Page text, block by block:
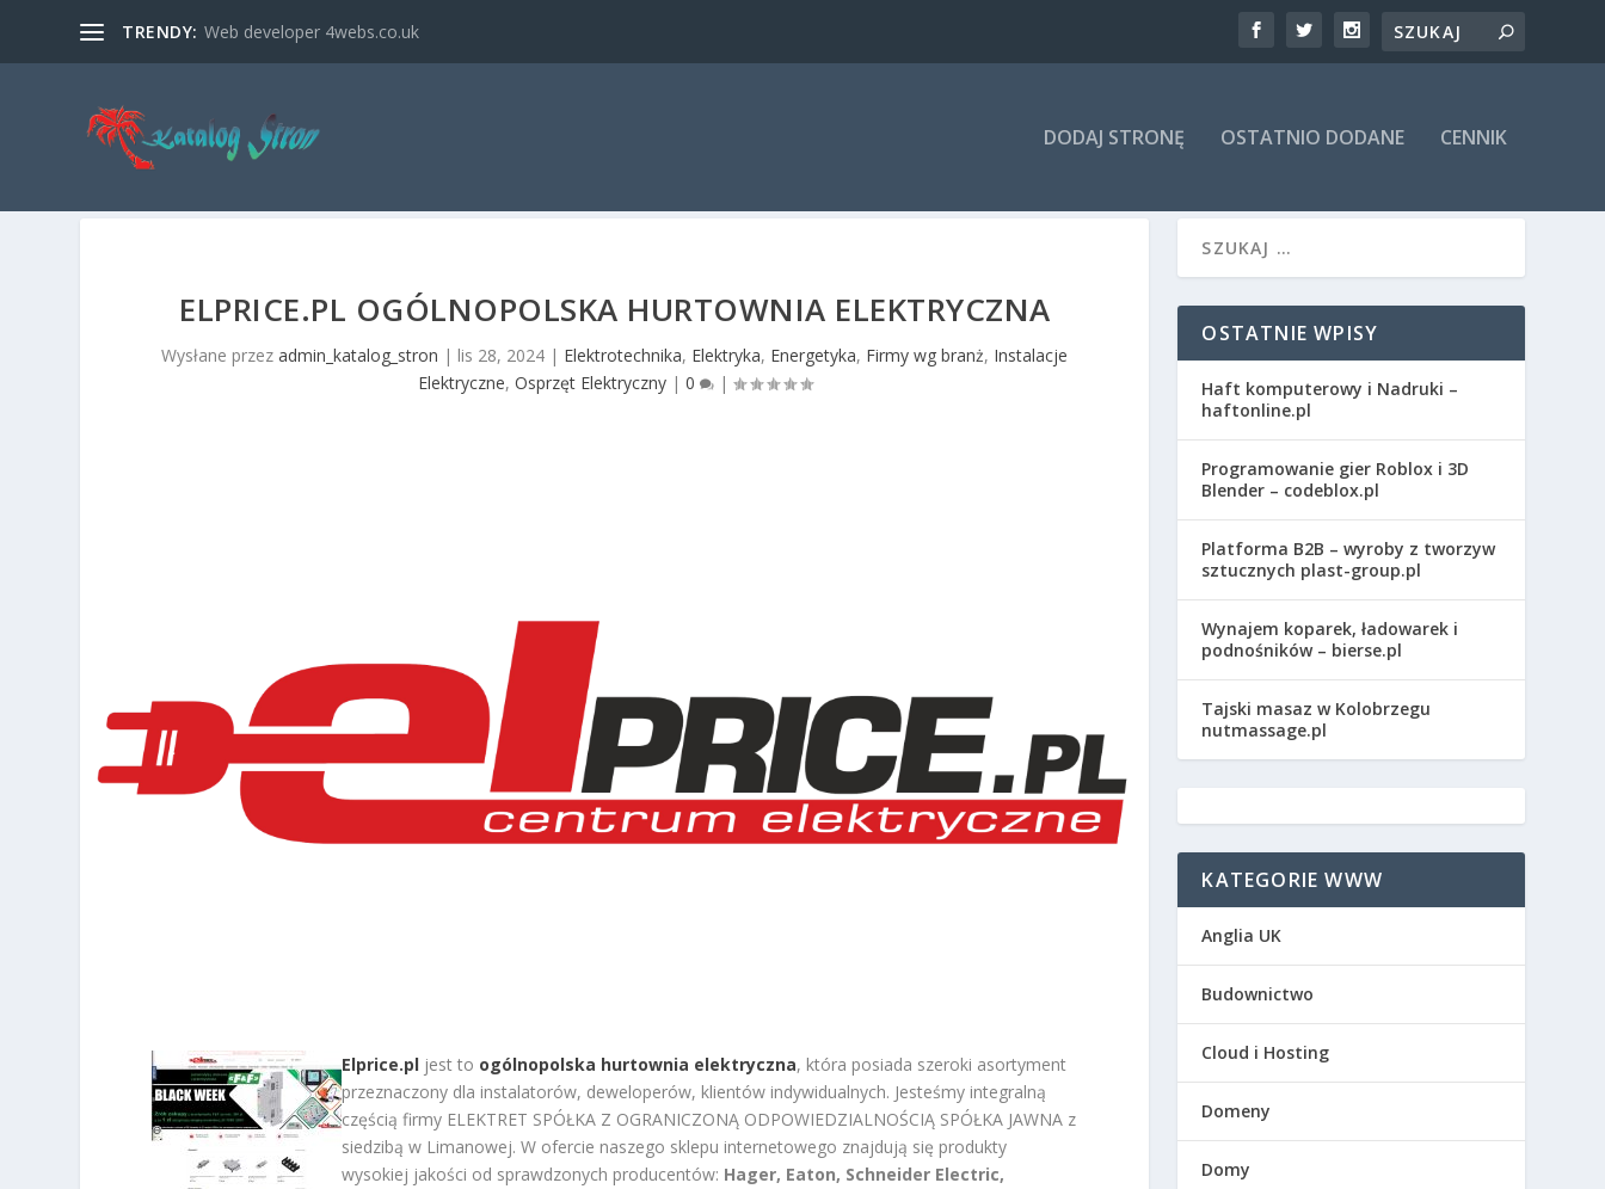
TRENDY: Web developer 4webs.co.uk
DODAJ STRONĘ OSTATNIO DODANE CENNIK
ELPRICE.PL OGÓLNOPOLSKA HURTOWNIA ELEKTRYCZNA
Wysłane przezadmin_katalog_stron | lis 28, 2024 | Elektrotechnika, Elektryka, Energetyka, Firmy wg branż, Instalacje
Elektryczne, Osprzęt Elektryczny| 0 |
Elprice.pl jest to ogólnopolska hurtownia elektryczna, która posiada szeroki asortyment
przeznaczony dla instalatorów, deweloperów, klientów indywidualnych. Jesteśmy integralną
częścią firmy ELEKTRET SPÓŁKA Z OGRANICZONĄ ODPOWIEDZIALNOŚCIĄ SPÓŁKA JAWNA z
siedzibą w Limanowej. W ofercie naszego sklepu internetowego znajdują się produkty
wysokiej jakości od sprawdzonych producentów: Hager, Eaton, Schneider Electric,
OSTATNIE WPISY
Haft komputerowy i Nadruki –
haftonline.pl
Programowanie gier Roblox i 3D
Blender – codeblox.pl
Platforma B2B – wyroby z tworzyw
sztucznych plast-group.pl
Wynajem koparek, ładowarek i
podnośników – bierse.pl
Tajski masaz w Kolobrzegu
nutmassage.pl
KATEGORIE WWW
Anglia UK
Budownictwo
Cloud i Hosting
Domeny
Domy